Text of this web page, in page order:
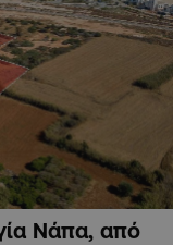
Νάπα, από